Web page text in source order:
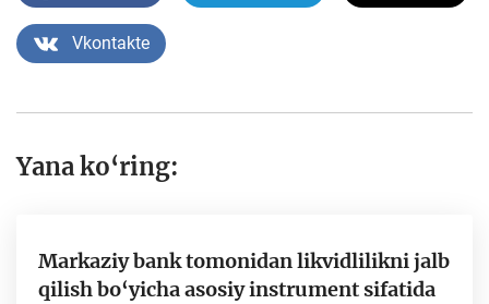
Vkontakte
Yana ko‘ring:
Markaziy bank tomonidan likvidlilikni jalb
qilish bo‘yicha asosiy instrument sifatida